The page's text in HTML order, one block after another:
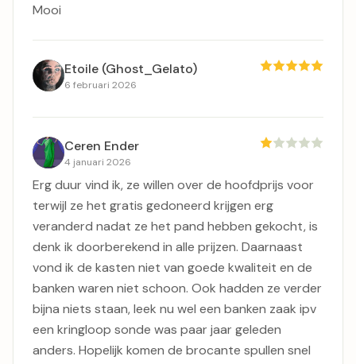
Mooi
Etoile (Ghost_Gelato)
6 februari 2026
Ceren Ender
4 januari 2026
Erg duur vind ik, ze willen over de hoofdprijs voor
terwijl ze het gratis gedoneerd krijgen erg
veranderd nadat ze het pand hebben gekocht, is
denk ik doorberekend in alle prijzen. Daarnaast
vond ik de kasten niet van goede kwaliteit en de
banken waren niet schoon. Ook hadden ze verder
bijna niets staan, leek nu wel een banken zaak ipv
een kringloop sonde was paar jaar geleden
anders. Hopelijk komen de brocante spullen snel